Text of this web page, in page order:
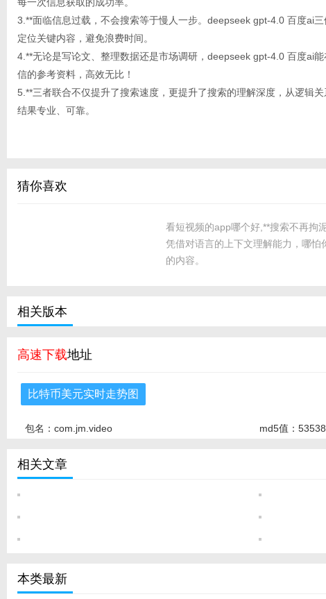
3.**面临信息过载，不会搜索等于慢人一步。deepseek gpt-4.0 百度ai三
定位关键内容，避免浪费时间。
4.**无论是写论文、整理数据还是市场调研，deepseek gpt-4.0 百度ai
信的参考资料，高效无比！
5.**三者联合不仅提升了搜索速度，更提升了搜索的理解深度，从逻辑
结果专业、可靠。
猜你喜欢
看短视频的app哪个好,**搜索不再拘
凭借对语言的上下文理解能力，哪
的内容。
相关版本
高速下载地址
比特币美元实时走势图
包名：com.jm.video md5值：
相关文章
本类最新